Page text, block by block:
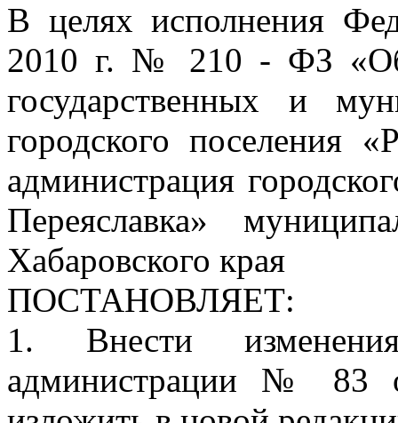
В целях исполнения
2010 г. № 210 - ФЗ «Об
государственных и
городского поселения
администрация
Переяславка»
Хабаровского края
ПОСТАНОВЛЯЕТ:
1. Внести
администрации № 83